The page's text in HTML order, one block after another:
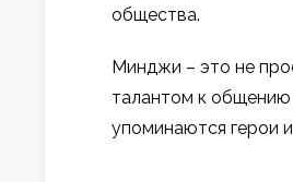
общества.
Минджи – это не
талантом к общению
упоминаются герои